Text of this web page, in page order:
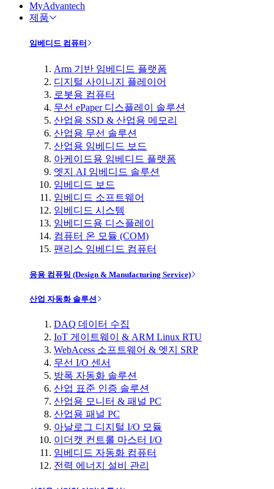
MyAdvantech
제품
임베디드 컴퓨터
Arm 기반 임베디드 플랫폼
디지털 사이니지 플레이어
로봇용 컴퓨터
무선 ePaper 디스플레이 솔루션
산업용 SSD & 산업용 메모리
산업용 무선 솔루션
산업용 임베디드 보드
아케이드용 임베디드 플랫폼
엣지 AI 임베디드 솔루션
임베디드 보드
임베디드 소프트웨어
임베디드 시스템
임베디드용 디스플레이
컴퓨터 온 모듈 (COM)
팬리스 임베디드 컴퓨터
응용 컴퓨팅 (Design & Manufacturing Service)
산업 자동화 솔루션
DAQ 데이터 수집
IoT 게이트웨이 & ARM Linux RTU
WebAcess 소프트웨어 & 엣지 SRP
무선 I/O 센서
방폭 자동화 솔루션
산업 표준 인증 솔루션
산업용 모니터 & 패널 PC
산업용 패널 PC
아날로그 디지털 I/O 모듈
이더캣 컨트롤 마스터 I/O
임베디드 자동화 컴퓨터
전력 에너지 설비 관리